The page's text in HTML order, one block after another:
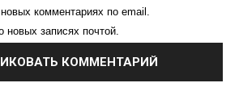
комментариях по email.
новых записях почтой.